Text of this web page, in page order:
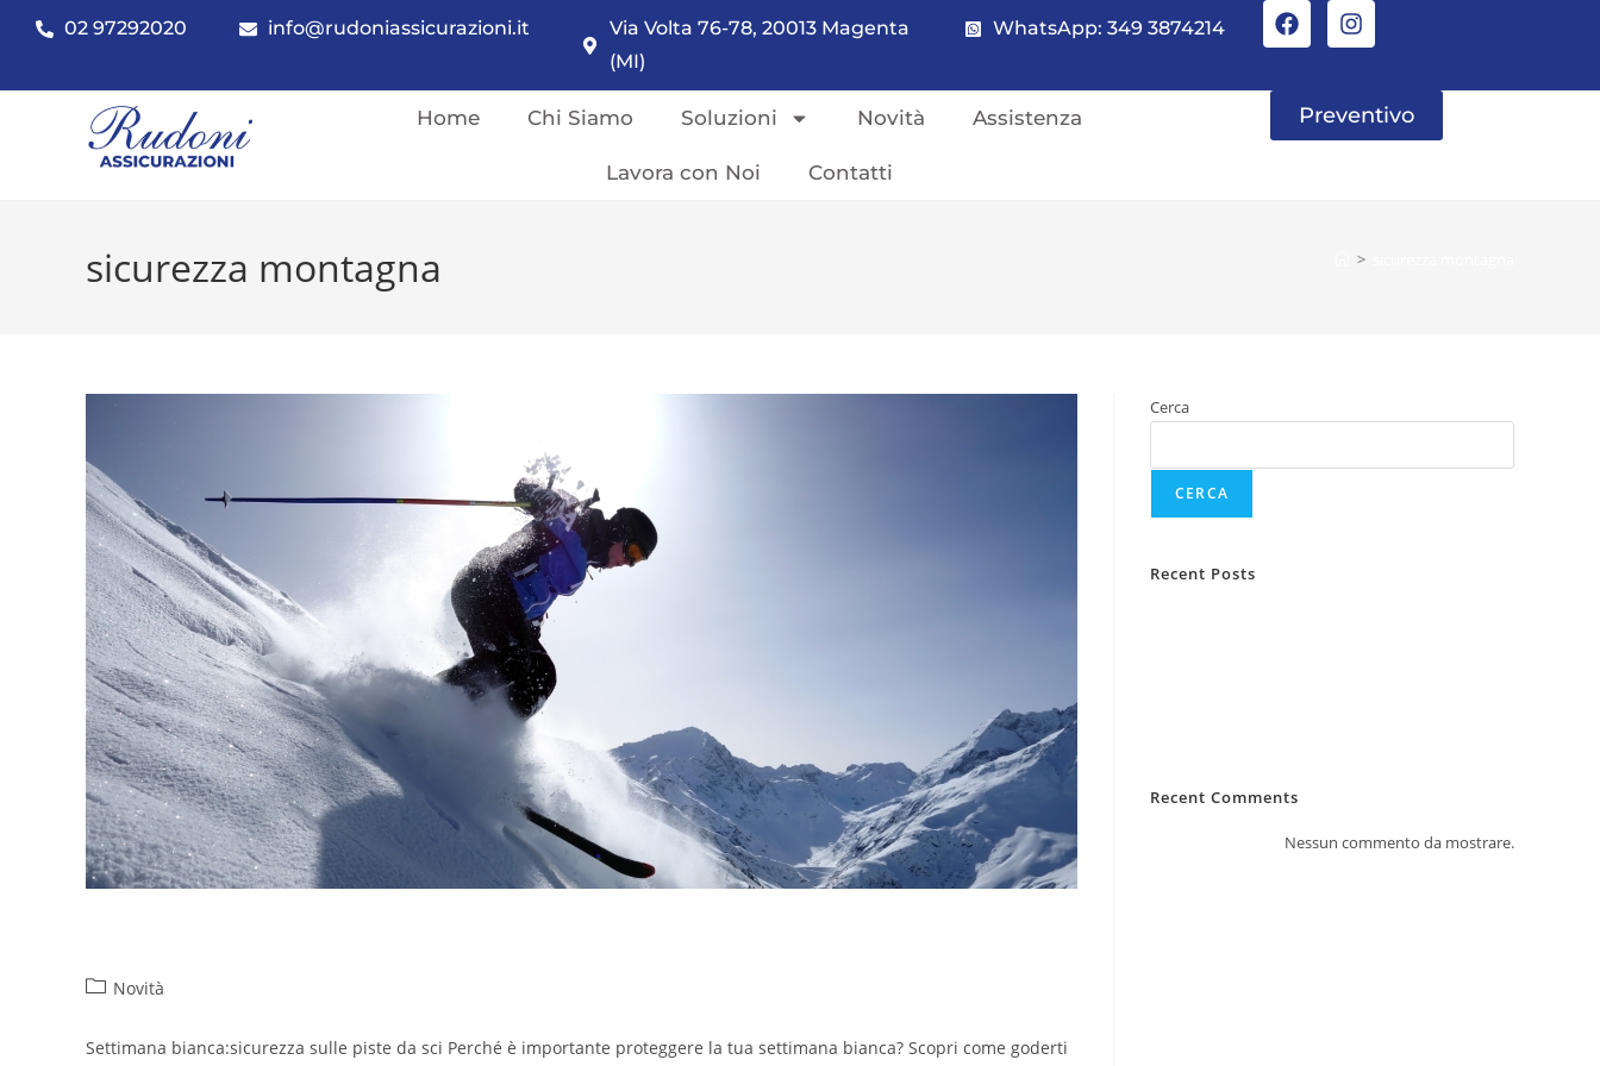
02 97292020 info@rudoniassicurazioni.it
Via Volta 76-78, 20013 Magenta
(MI)
WhatsApp: 349 3874214
Home Chi Siamo Soluzioni Novità Assistenza
Lavora con Noi Contatti
Preventivo
sicurezza montagna >
Novità
Settimana bianca:sicurezza sulle piste da sci Perché è importante proteggere la tua settimana bianca? Scopri come goderti
Cerca
CERCA
Recent Posts
Recent Comments
Nessun commento da mostrare.